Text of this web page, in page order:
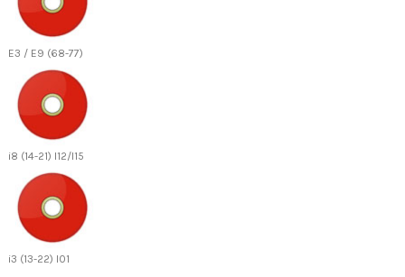
E3 / E9 (68-77)
i8 (14-21) I12/I15
i3 (13-22) I01